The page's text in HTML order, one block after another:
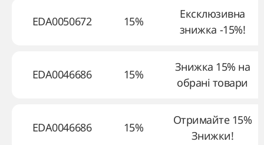
EDA0050672 15%
Ексклюзивна
знижка -15%!
EDA0046686 15%
Знижка 15% на
обрані товари
EDA0046686 15%
Отримайте 15%
Знижки!